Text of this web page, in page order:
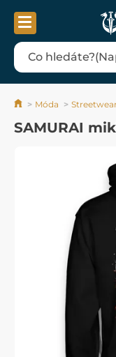
Móda
SAMURAI